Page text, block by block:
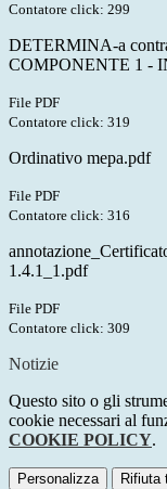
Contatore click: 299
DETERMINA-a
COMPONENTE 1 -
File PDF
Contatore click: 319
Ordinativo mepa.pdf
File PDF
Contatore click: 316
1.4.1_1.pdf
File PDF
Contatore click: 309
Notizie
Questo sito o gli
cookie necessari al
COOKIE POLICY.
Personalizza Rifiuta